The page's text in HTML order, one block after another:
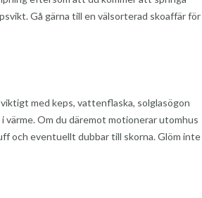
Gå gärna till en välsorterad skoaffär för
med keps, vattenflaska, solglasögon
Om du däremot motionerar utomhus
och eventuellt dubbar till skorna. Glöm inte